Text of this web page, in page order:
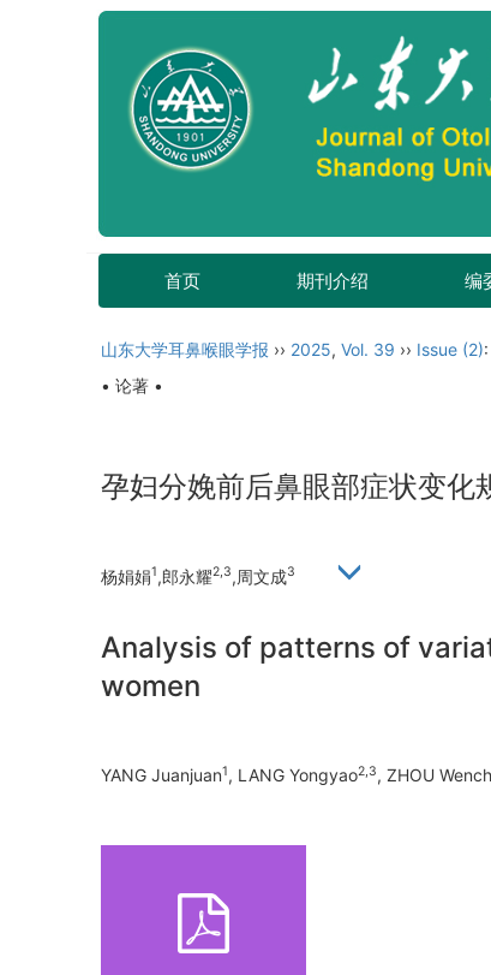
首页 期刊介绍 编
山东大学耳鼻喉眼学报 ›› 2025, Vol. 39 ›› Issue (2)
• 论著 •
孕妇分娩前后鼻眼部症状变化
杨娟娟1,郎永耀2,3,周文成3
Analysis of patterns of
women
YANG Juanjuan1, LANG Yongyao2,3, ZHOU